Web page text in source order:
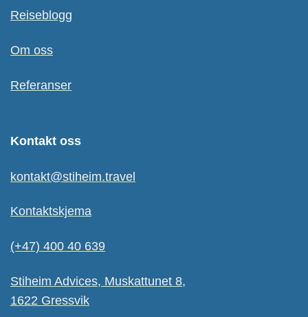
Reiseblogg
Om oss
Referanser
Kontakt oss
kontakt@stiheim.travel
Kontaktskjema
(+47) 400 40 639
Stiheim Advices, Muskattunet 8,
1622 Gressvik